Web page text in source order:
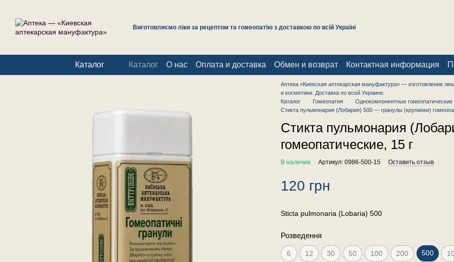
Виготовляємо ліки за рецептом та гомеопатію з доставкою по всій Україні
Каталог Каталог О нас Оплата и доставка Обмен и возврат Контактная информация
Аптека «Киевская аптекарская мануфактура» — изготовление
и косметики. Доставка по всей Украине.
Каталог
Гомеопатия
Однокомпонентные
Стикта пульмонария (Лобария) 500 — гранулы (крупинки)
Стикта пульмонария
гомеопатические, 15 г
В наличии Артикул: 0986-500-15 Оставить отзыв
120 грн
Sticta pulmonaria (Lobaria) 500
Розведення
6 12 30 50 100 200 500